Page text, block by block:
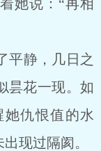
她说：“再相
静，几日之
昙花一现。如
仇恨值的水
现过隔阂。